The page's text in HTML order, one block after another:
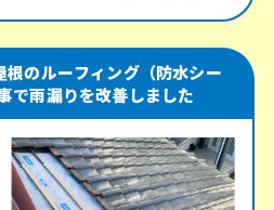
のルーフィング（防水シー
で雨漏りを改善しました